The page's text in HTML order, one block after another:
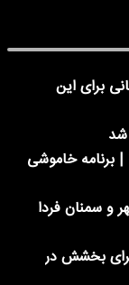
میلیون و ۹۸۵ هزار تومانی برای این
شد
جدول قطعی برق مشهد روز شنبه ۱۷ مرداد ۱۴۰۵ | برنامه خاموشی
و سمنان فردا
بخشش در